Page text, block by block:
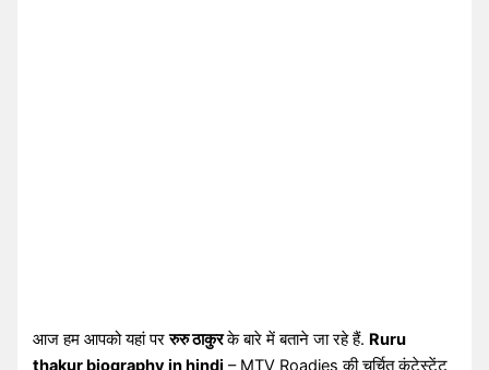
आज हम आपको यहां पररुरु ठाकुरके बारे में बताने जा रहे हैं. Ruru
thakur biography in hindi – MTV Roadies की चर्चित कंटेस्टेंट